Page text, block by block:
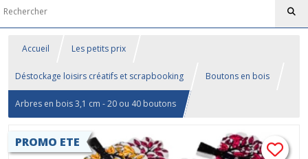
Accueil Les petits prix
Déstockage loisirs créatifs et scrapbooking Boutons en bois
Arbres en bois 3,1 cm - 20 ou 40 boutons
PROMO ETE